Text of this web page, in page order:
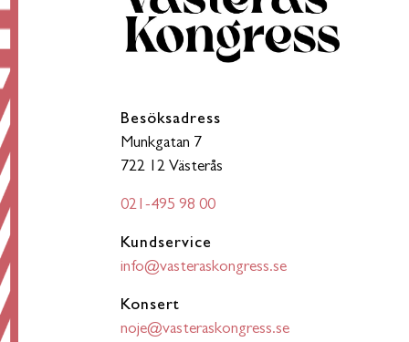
Besöksadress
Munkgatan 7
722 12 Västerås
021-495 98 00
Kundservice
info@vasteraskongress.se
Konsert
noje@vasteraskongress.se